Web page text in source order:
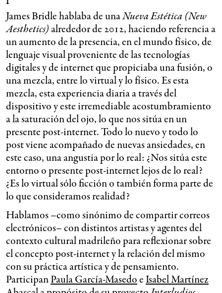
James Bridle hablaba de unaNueva Estética (New
Aesthetics) alrededor de 2012, haciendo referencia a
un aumento de la presencia, en el mundo físico, de
lenguaje visual proveniente de las tecnologías
digitales y de internet que propiciaba una fusión, o
una mezcla, entre lo virtual y lo físico. Es esta
mezcla, esta experiencia diaria a través del
dispositivo y este irremediable acostumbramiento
a la saturación del ojo, lo que nos sitúa en un
presente post-internet. Todo lo nuevo y todo lo
post viene acompañado de nuevas ansiedades, en
este caso, una angustia por lo real: ¿Nos sitúa este
entorno o presente post-internet lejos de lo real?
¿Es lo virtual sólo ficción o también forma parte de
lo que consideramos realidad?
Hablamos –como sinónimo de compartir correos
electrónicos– con distintos artistas y agentes del
contexto cultural madrileño para reflexionar sobre
el concepto post-internet y la relación del mismo
con su práctica artística y de pensamiento.
ParticipanPaula García-MasedoeIsabel Martínez